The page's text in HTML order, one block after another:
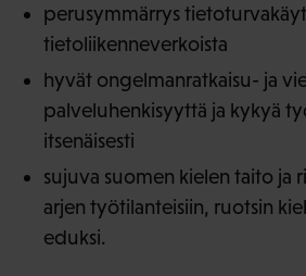
perusymmärrys
tietoliikenneverkoista
hyvät ongelmanratkaisu- ja
palveluhenkisyyttä ja kykyä
itsenäisesti
sujuva suomen kielen taito ja
arjen työtilanteisiin, ruotsin
eduksi.